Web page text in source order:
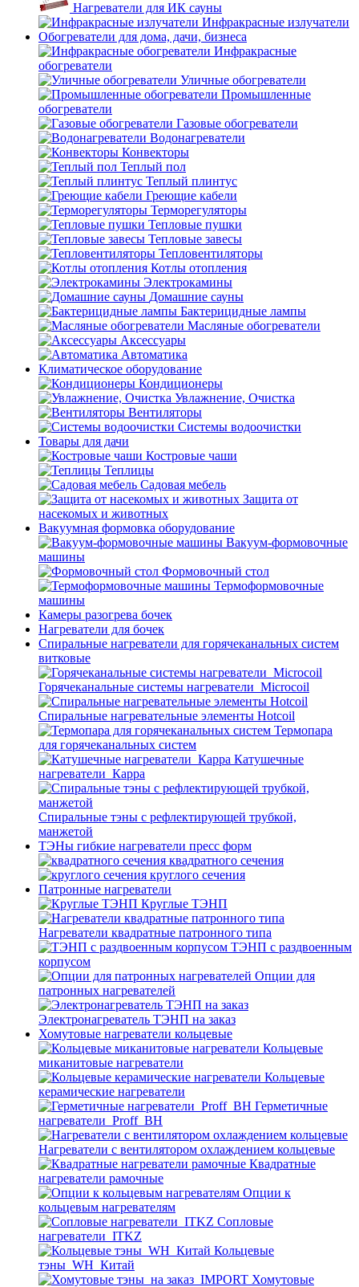
Нагреватели для ИК сауны
Инфракрасные излучатели
Обогреватели для дома, дачи, бизнеса
Инфракрасные
обогреватели
Уличные обогреватели
Промышленные
обогреватели
Газовые обогреватели
Водонагреватели
Конвекторы
Теплый пол
Теплый плинтус
Греющие кабели
Терморегуляторы
Тепловые пушки
Тепловые завесы
Тепловентиляторы
Котлы отопления
Электрокамины
Домашние сауны
Бактерицидные лампы
Масляные обогреватели
Аксессуары
Автоматика
Климатическое оборудование
Кондиционеры
Увлажнение, Очистка
Вентиляторы
Системы водоочистки
Товары для дачи
Костровые чаши
Теплицы
Садовая мебель
Защита от
насекомых и животных
Вакуумная формовка оборудование
Вакуум-формовочные
машины
Формовочный стол
Термоформовочные
машины
Камеры разогрева бочек
Нагреватели для бочек
Спиральные нагреватели для горячеканальных систем
витковые
Горячеканальные системы нагреватели_Microcoil
Спиральные нагревательные элементы Hotcoil
Термопара
для горячеканальных систем
Катушечные
нагреватели_Карра
Спиральные тэны с рефлектирующей трубкой,
манжетой
ТЭНы гибкие нагреватели пресс форм
квадратного сечения
круглого сечения
Патронные нагреватели
Круглые ТЭНП
Нагреватели квадратные патронного типа
ТЭНП с раздвоенным
корпусом
Опции для
патронных нагревателей
Электронагреватель ТЭНП на заказ
Хомутовые нагреватели кольцевые
Кольцевые
миканитовые нагреватели
Кольцевые
керамические нагреватели
Герметичные
нагреватели_Proff_BH
Нагреватели с вентилятором охлаждением кольцевые
Квадратные
нагреватели рамочные
Опции к
кольцевым нагревателям
Cопловые
нагреватели_ITKZ
Кольцевые
тэны_WH_Китай
Хомутовые